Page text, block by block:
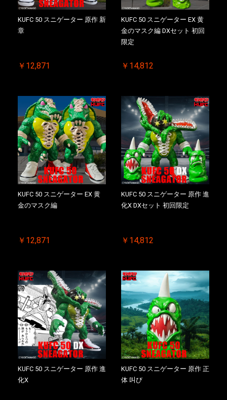
KUFC 50 スニゲーター 原作 新
章
￥12,871
KUFC 50 スニゲーター EX 黄
金のマスク編 DXセット 初回
限定
￥14,812
KUFC 50 スニゲーター EX 黄
金のマスク編
￥12,871
KUFC 50 スニゲーター 原作 進
化X DXセット 初回限定
￥14,812
KUFC 50 スニゲーター 原作 進
化X
KUFC 50 スニゲーター 原作 正
体 叫び